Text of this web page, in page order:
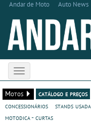
Andar de Moto Auto News
Toggle
navigation
Motos
catálogo e preços
concessionários
stands
motodica - curtas